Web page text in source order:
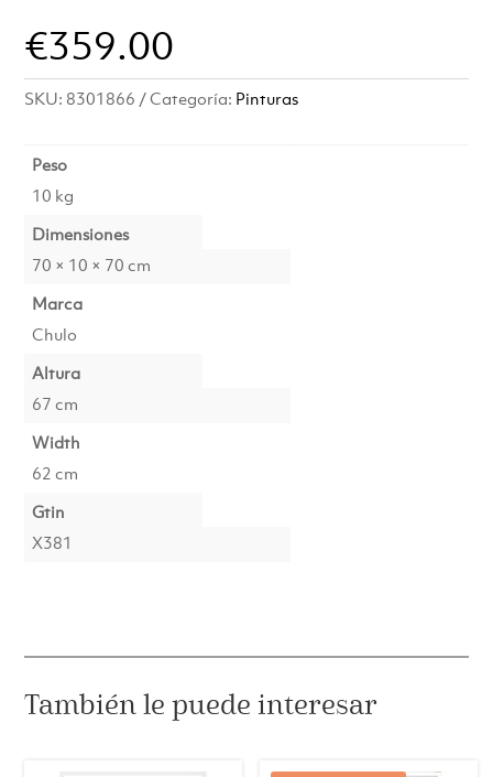
€359.00
SKU: 8301866 Categoría: Pinturas
Peso
10 kg
Dimensiones
70 × 10 × 70 cm
Marca
Chulo
Altura
67 cm
Width
62 cm
Gtin
X381
También le puede interesar